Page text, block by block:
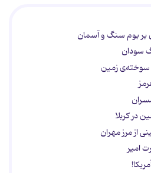
بر بوم سنگ و آسمان
سودان
سوخته‌ی زمین
در کربلا
از مرز مهران
امیر